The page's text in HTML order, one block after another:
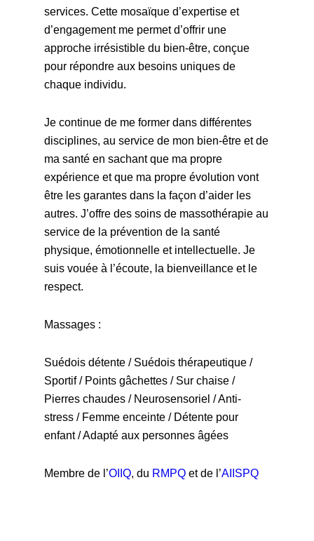
services. Cette mosaïque d’expertise et
d’engagement me permet d’offrir une
approche irrésistible du bien-être, conçue
pour répondre aux besoins uniques de
chaque individu.
Je continue de me former dans différentes
disciplines, au service de mon bien-être et de
ma santé en sachant que ma propre
expérience et que ma propre évolution vont
être les garantes dans la façon d’aider les
autres. J’offre des soins de massothérapie au
service de la prévention de la santé
physique, émotionnelle et intellectuelle. Je
suis vouée à l’écoute, la bienveillance et le
respect.
Massages :
Suédois détente / Suédois thérapeutique /
Sportif / Points gâchettes / Sur chaise /
Pierres chaudes / Neurosensoriel / Anti-
stress / Femme enceinte / Détente pour
enfant / Adapté aux personnes âgées
Membre de l’OIIQ, du RMPQ et de l’AIISPQ